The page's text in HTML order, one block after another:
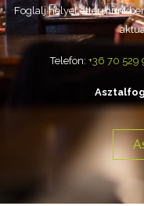
Foglalj helyet
Telefon: +36 70 529